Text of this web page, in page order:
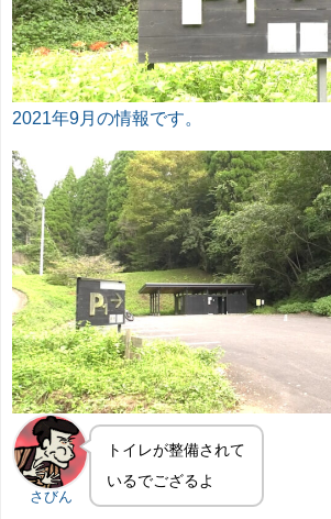
2021年9月の情報です。
さびん
トイレが整備されて
いるでござるよ